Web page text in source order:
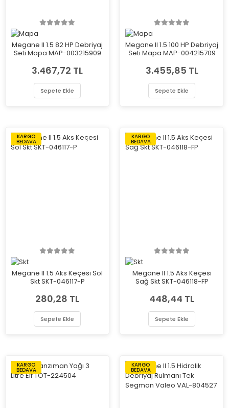
Megane II 1.5 82 HP Debriyaj
Seti Mapa MAP-003215909
3.467,72 TL
Sepete Ekle
Megane II 1.5 100 HP Debriyaj
Seti Mapa MAP-004215709
3.455,85 TL
Sepete Ekle
KARGO
BEDAVA
Megane II 1.5 Aks Keçesi Sol
Skt SKT-046117-P
280,28 TL
Sepete Ekle
KARGO
BEDAVA
Megane II 1.5 Aks Keçesi
Sağ Skt SKT-046118-FP
448,44 TL
Sepete Ekle
KARGO
BEDAVA
KARGO
BEDAVA